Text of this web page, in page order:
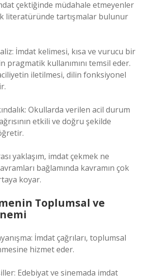
çektiğinde müdahale etmeyenler
literatüründe tartışmalar bulunur
İmdat kelimesi, kısa ve vurucu bir
pragmatik kullanımını temsil eder.
iletilmesi, dilin fonksiyonel
Okullarda verilen acil durum
etkili ve doğru şekilde
yaklaşım, imdat çekmek ne
bağlamında kavramın çok
koyar.
Toplumsal ve
İmdat çağrıları, toplumsal
hizmet eder.
Edebiyat ve sinemada imdat